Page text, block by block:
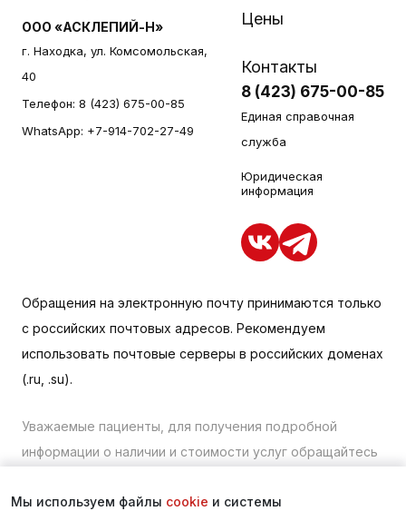
ООО «АСКЛЕПИЙ-Н»
г. Находка, ул. Комсомольская,
40
Телефон: 8 (423) 675-00-85
WhatsApp: +7-914-702-27-49
Цены
Контакты
8 (423) 675-00-85
Единая справочная
служба
Юридическая
информация
Обращения на электронную почту принимаются только
с российских почтовых адресов. Рекомендуем
использовать почтовые серверы в российских доменах
(.ru, .su).
Уважаемые пациенты, для получения подробной
информации о наличии и стоимости услуг обращайтесь
связи или по телефону в Находке:+7 (423) 675-00-85
Мы используем файлы cookie и системы